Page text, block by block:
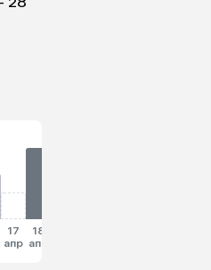
17
апр
18
апр